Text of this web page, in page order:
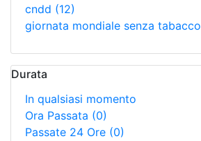
cndd (12)
giornata mondiale senza tabacco
Durata
In qualsiasi momento
Ora Passata (0)
Passate 24 Ore (0)